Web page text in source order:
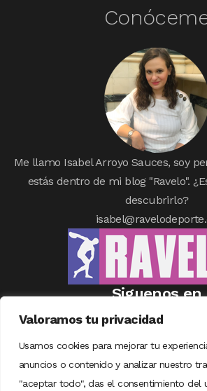
Valoramos tu privacidad
Usamos cookies para mejorar tu
anuncios o contenido y analizar nuestro
"aceptar todo", das el consentimiento del
Me llamo Isabel Arroyo Sauces, soy
estás dentro de mi blog "Ravelo".
descubrirlo?
Siguenos en